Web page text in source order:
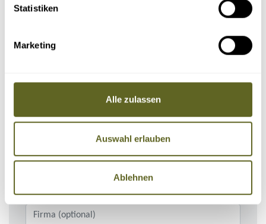
Statistiken
Marketing
Alle zulassen
Auswahl erlauben
Ablehnen